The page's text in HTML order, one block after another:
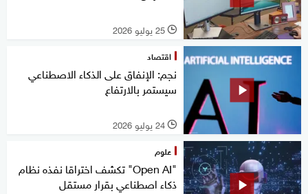
l 25 يوليو 2026
اقتصاد
نجم: الإنفاق على الذكاء الاصطناعي
سيستمر بالارتفاع
l 24 يوليو 2026
علوم
"Open AI" تكشف اختراقا نفذه نظام
ذكاء اصطناعي بقرار مستقل